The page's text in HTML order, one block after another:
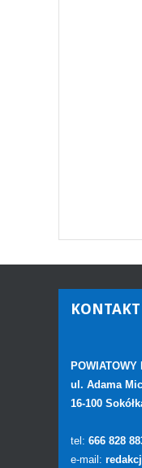
KONTAKT
ul. Adama
16-100
tel: 666 828
e-mail: